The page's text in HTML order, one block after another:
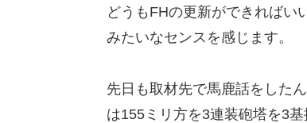
どうもFHの更新ができればい
みたいなセンスを感じます。
先日も取材先で馬鹿話をした
は155ミリ方を3連装砲塔を3